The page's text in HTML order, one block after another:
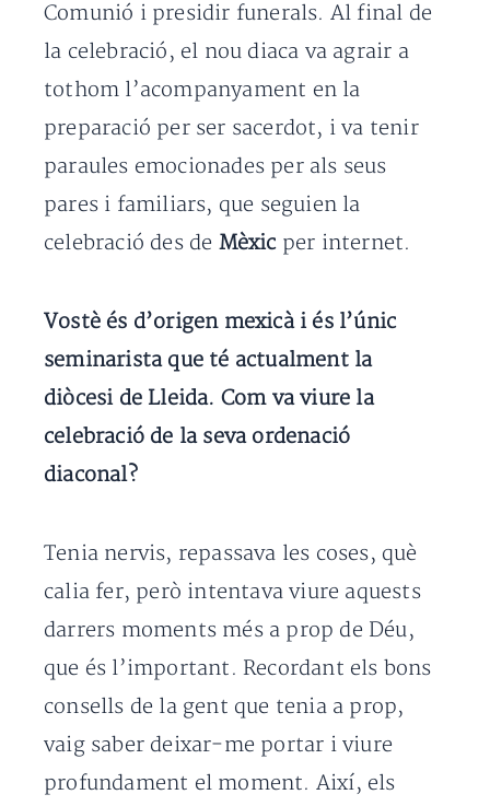
Comunió i presidir funerals. Al final de
la celebració, el nou diaca va agrair a
tothom l’acompanyament en la
preparació per ser sacerdot, i va tenir
paraules emocionades per als seus
pares i familiars, que seguien la
celebració des de Mèxic per internet.
Vostè és d’origen mexicà i és l’únic
seminarista que té actualment la
diòcesi de Lleida. Com va viure la
celebració de la seva ordenació
diaconal?
Tenia nervis, repassava les coses, què
calia fer, però intentava viure aquests
darrers moments més a prop de Déu,
que és l’important. Recordant els bons
consells de la gent que tenia a prop,
vaig saber deixar-me portar i viure
profundament el moment. Així, els